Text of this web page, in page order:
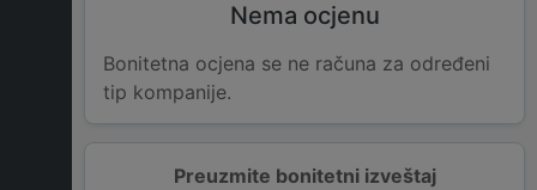
Preuzmite bonitetni izveštaj
Nema ocjenu
Bonitetna ocjena se ne računa za određeni
tip kompanije.